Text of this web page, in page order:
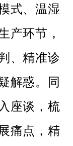
式、温湿
产环节，
、精准诊
解惑。同
座谈，梳
痛点，精